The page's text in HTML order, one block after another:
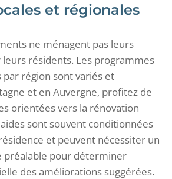
et régionales
ne ménagent pas leurs
résidents. Les programmes
par région sont variés et
et en Auvergne, profitez de
orientées vers la rénovation
sont souvent conditionnées
et peuvent nécessiter un
préalable pour déterminer
des améliorations suggérées.